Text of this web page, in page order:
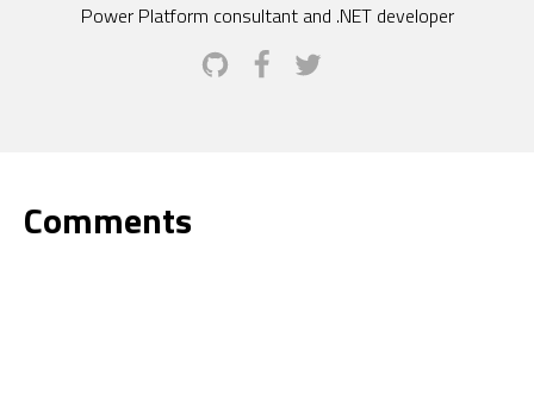
Power Platform consultant and .NET developer
Comments